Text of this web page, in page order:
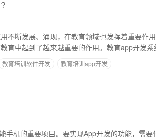
不断发展、涌现，在教育领域也发挥着重要作
育中起到了越来越重要的作用。教育app开发
教育培训软件开发 教育培训app开发
手机的重要项目。要实现App开发的功能，需